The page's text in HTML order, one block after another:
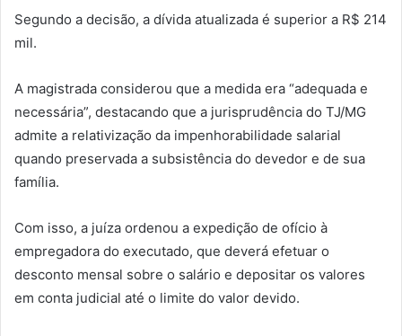
Segundo a decisão, a dívida atualizada é superior a R$ 214
mil.
A magistrada considerou que a medida era “adequada e
necessária”, destacando que a jurisprudência do TJ/MG
admite a relativização da impenhorabilidade salarial
quando preservada a subsistência do devedor e de sua
família.
Com isso, a juíza ordenou a expedição de ofício à
empregadora do executado, que deverá efetuar o
desconto mensal sobre o salário e depositar os valores
em conta judicial até o limite do valor devido.